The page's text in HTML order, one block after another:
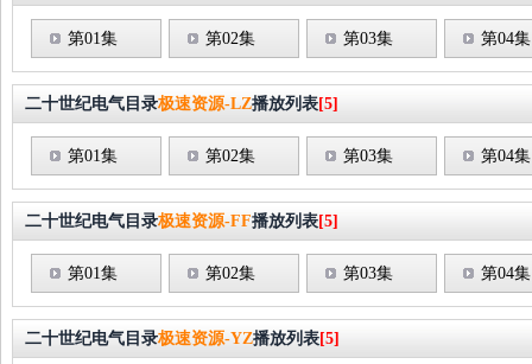
第01集 第02集 第03集 第04集
二十世纪电气目录极速资源-LZ播放列表[5]
第01集 第02集 第03集 第04集
二十世纪电气目录极速资源-FF播放列表[5]
第01集 第02集 第03集 第04集
二十世纪电气目录极速资源-YZ播放列表[5]